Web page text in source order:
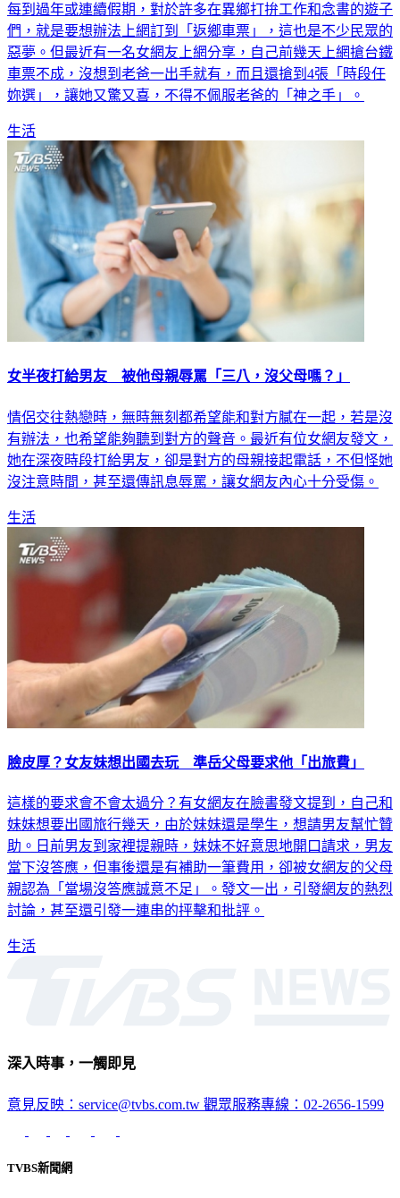
每到過年或連續假期，對於許多在異鄉打拚工作和念書的遊子
們，就是要想辦法上網訂到「返鄉車票」，這也是不少民眾的
惡夢。但最近有一名女網友上網分享，自己前幾天上網搶台鐵
車票不成，沒想到老爸一出手就有，而且還搶到4張「時段任
妳選」，讓她又驚又喜，不得不佩服老爸的「神之手」。
生活
女半夜打給男友 被他母親辱罵「三八，沒父母嗎？」
情侶交往熱戀時，無時無刻都希望能和對方膩在一起，若是沒
有辦法，也希望能夠聽到對方的聲音。最近有位女網友發文，
她在深夜時段打給男友，卻是對方的母親接起電話，不但怪她
沒注意時間，甚至還傳訊息辱罵，讓女網友內心十分受傷。
生活
臉皮厚？女友妹想出國去玩 準岳父母要求他「出旅費」
這樣的要求會不會太過分？有女網友在臉書發文提到，自己和
妹妹想要出國旅行幾天，由於妹妹還是學生，想請男友幫忙贊
助。日前男友到家裡提親時，妹妹不好意思地開口請求，男友
當下沒答應，但事後還是有補助一筆費用，卻被女網友的父母
親認為「當場沒答應誠意不足」。發文一出，引發網友的熱烈
討論，甚至還引發一連串的抨擊和批評。
生活
深入時事，一觸即見
意見反映：service@tvbs.com.tw 觀眾服務專線：02-2656-1599
TVBS新聞網